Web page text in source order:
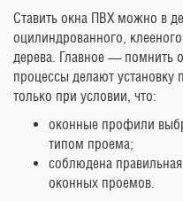
Ставить окна ПВХ можно в
оцилиндрованного,
дерева. Главное — помнить
процессы делают
только при условии, что:
оконные профили
типом проема;
соблюдена
оконных проемов.